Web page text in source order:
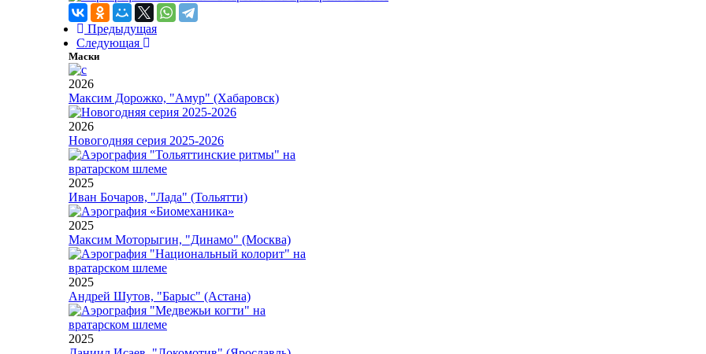
Предыдущая
Следующая
Маски
2026
Максим Дорожко, "Амур" (Хабаровск)
2026
Новогодняя серия 2025-2026
2025
Иван Бочаров, "Лада" (Тольятти)
2025
Максим Моторыгин, "Динамо" (Москва)
2025
Андрей Шутов, "Барыс" (Астана)
2025